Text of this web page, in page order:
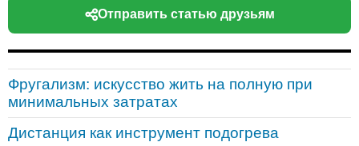
Отправить статью друзьям
Фругализм: искусство жить на полную при
минимальных затратах
Дистанция как инструмент подогрева